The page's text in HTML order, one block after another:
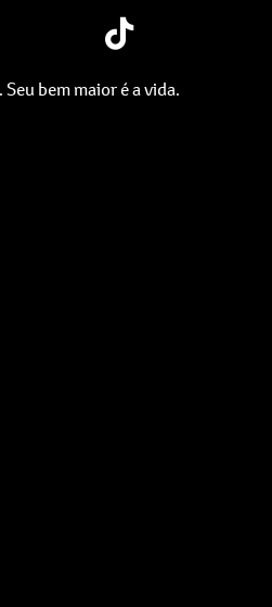
Seu bem maior é a vida.